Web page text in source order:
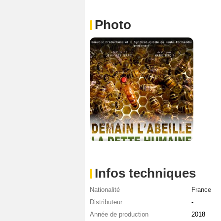
Photo
Infos techniques
Nationalité
France
Distributeur
-
Année de production
2018